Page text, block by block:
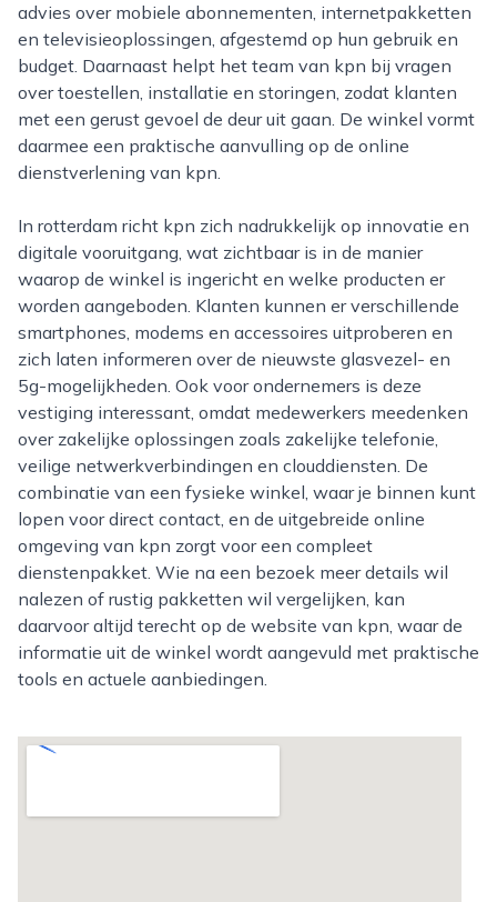
advies over mobiele abonnementen, internetpakketten
en televisieoplossingen, afgestemd op hun gebruik en
budget. Daarnaast helpt het team van kpn bij vragen
over toestellen, installatie en storingen, zodat klanten
met een gerust gevoel de deur uit gaan. De winkel vormt
daarmee een praktische aanvulling op de online
dienstverlening van kpn.
In rotterdam richt kpn zich nadrukkelijk op innovatie en
digitale vooruitgang, wat zichtbaar is in de manier
waarop de winkel is ingericht en welke producten er
worden aangeboden. Klanten kunnen er verschillende
smartphones, modems en accessoires uitproberen en
zich laten informeren over de nieuwste glasvezel- en
5g-mogelijkheden. Ook voor ondernemers is deze
vestiging interessant, omdat medewerkers meedenken
over zakelijke oplossingen zoals zakelijke telefonie,
veilige netwerkverbindingen en clouddiensten. De
combinatie van een fysieke winkel, waar je binnen kunt
lopen voor direct contact, en de uitgebreide online
omgeving van kpn zorgt voor een compleet
dienstenpakket. Wie na een bezoek meer details wil
nalezen of rustig pakketten wil vergelijken, kan
daarvoor altijd terecht op de website van kpn, waar de
informatie uit de winkel wordt aangevuld met praktische
tools en actuele aanbiedingen.